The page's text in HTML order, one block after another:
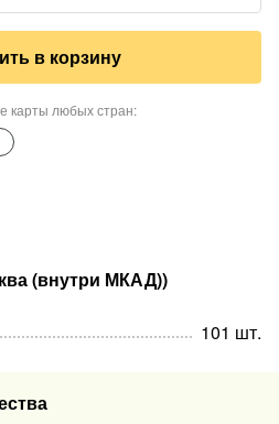
в корзину
карты любых стран:
(внутри МКАД))
101 шт.